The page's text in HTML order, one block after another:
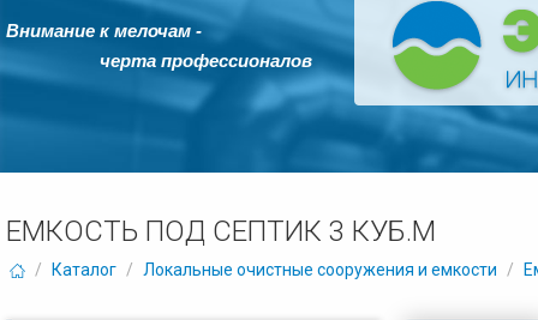
Внимание к мелочам -
черта профессионалов
ЕМКОСТЬ ПОД СЕПТИК 3 КУБ.М
/ Каталог / Локальные очистные сооружения и емкости /